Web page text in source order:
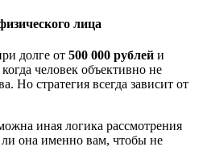
лица
долге от 500 000 рублей и
когда человек объективно не
Но стратегия всегда зависит от
иная логика рассмотрения
она именно вам, чтобы не